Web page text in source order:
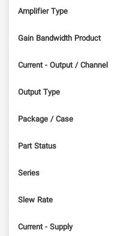
Amplifier Type
Gain Bandwidth Product
Current - Output / Channel
Output Type
Package / Case
Part Status
Series
Slew Rate
Current - Supply